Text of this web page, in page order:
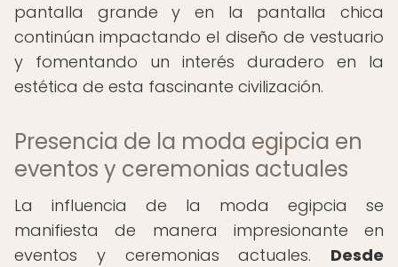
pantalla grande y en la pantalla chica
continúan impactando el diseño de vestuario
y fomentando un interés duradero en la
estética de esta fascinante civilización.
Presencia de la moda egipcia en
eventos y ceremonias actuales
La influencia de la moda egipcia se
manifiesta de manera impresionante en
eventos y ceremonias actuales. Desde